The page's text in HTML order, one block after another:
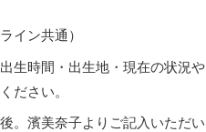
イン共通）
生時間・出生地・現在の状況
ださい。
。濱美奈子よりご記入いただ